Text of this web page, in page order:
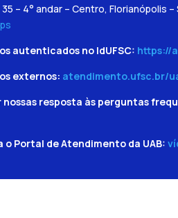
– 4° andar – Centro, Florianópolis –
autenticados no IdUFSC: https://
externos: atendimento.ufsc.br/
nossas resposta às perguntas
Portal de Atendimento da UAB: